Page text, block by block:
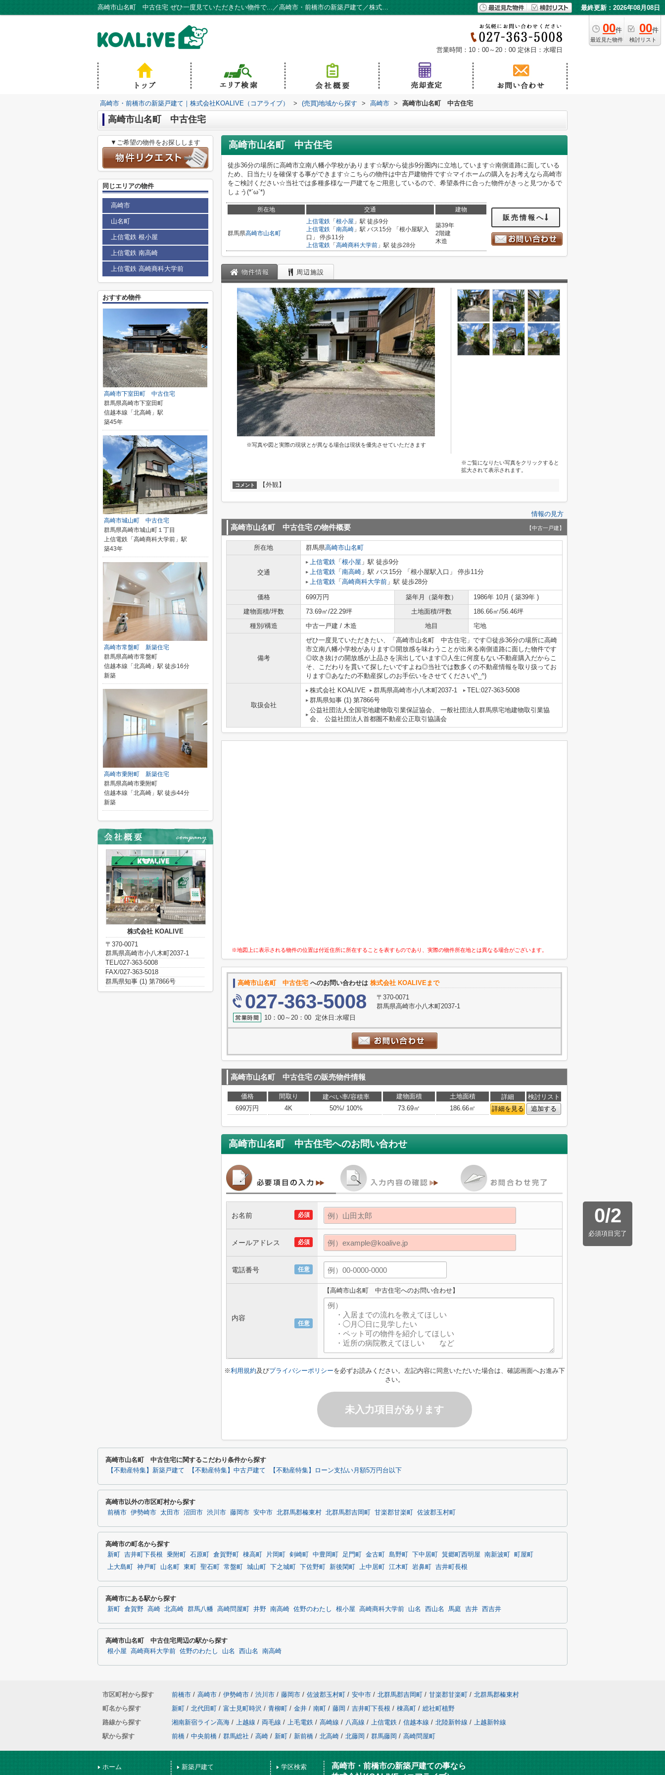
高崎市山名町 中古住宅 ぜひ一度見ていただきたい物件で...／高崎市・前橋市の新築戸建て／株式会社KOALIVE（コアライブ） 最終更新：2026年08月08日
00件
最近見た物件
00件
検討リスト
営業時間：10：00～20：00 定休日：水曜日
高崎市・前橋市の新築戸建て｜株式会社KOALIVE（コアライブ） > (売買)地域から探す > 高崎市 > 高崎市山名町 中古住宅
高崎市山名町 中古住宅
高崎市山名町 中古住宅
徒歩36分の場所に高崎市立南八幡小学校があります☆駅から徒歩9分圏内に立地しています☆南側道路に面している
ため、日当たりを確保する事ができます☆こちらの物件は中古戸建物件です☆マイホームの購入をお考えなら高崎市
をご検討ください☆当社では多種多様な一戸建てをご用意しているので、希望条件に合った物件がきっと見つかるで
しょう(*´ω`*)
所在地 交通 建物
群馬県高崎市山名町
上信電鉄 「 根小屋 」駅 徒歩9分
上信電鉄 「 南高崎 」駅 バス15分 「根小屋駅入
口」 停歩11分
上信電鉄 「 高崎商科大学前 」駅 徒歩28分
築39年
2階建
木造
販売情報へ
物件情報 周辺施設
※写真や図と実際の現状とが異なる場合は現状を優先させていただきます
※ご覧になりたい写真をクリックすると
拡大されて表示されます。
コメント 【外観】
情報の見方
高崎市山名町 中古住宅の物件概要 【中古一戸建】
所在地 群馬県高崎市山名町
交通
上信電鉄 「 根小屋 」駅 徒歩9分
上信電鉄 「 南高崎 」駅 バス15分 「根小屋駅入口」 停歩11分
上信電鉄 「 高崎商科大学前 」駅 徒歩28分
価格 699万円 築年月（築年数）
1986年 10月 ( 築39年 )
建物面積/坪数
73.69㎡/22.29坪 土地面積/坪数
186.66㎡/56.46坪
種別/構造
中古一戸建 / 木造 地目 宅地
備考
ぜひ一度見ていただきたい、「高崎市山名町 中古住宅」です◎徒歩36分の場所に高崎
市立南八幡小学校があります◎開放感を味わうことが出来る南側道路に面した物件です
◎吹き抜けの開放感が上品さを演出しています◎人生に何度もない不動産購入だからこ
そ、こだわりを貫いて探したいですよね◎当社では数多くの不動産情報を取り扱ってお
ります◎あなたの不動産探しのお手伝いをさせてください(^_^)
取扱会社
株式会社 KOALIVE 群馬県高崎市小八木町2037-1
TEL:027-363-5008
群馬県知事 (1) 第7866号
公益社団法人全国宅地建物取引業保証協会、 一般社団法人群馬県宅地建物取引業協
会、 公益社団法人首都圏不動産公正取引協議会
※地図上に表示される物件の位置は付近住所に所在することを表すものであり、実際の物件所在地とは異なる場合がございます。
高崎市山名町 中古住宅 へのお問い合わせは 株式会社 KOALIVEまで
027-363-5008
〒370-0071
群馬県高崎市小八木町2037-1
10：00～20：00 定休日:水曜日
高崎市山名町 中古住宅の販売物件情報
価格 間取り 建ぺい率/容積率 建物面積 土地面積 詳細
検討リスト
699万円
4K 50%/ 100% 73.69㎡ 186.66㎡ 詳細を見る 追加する
高崎市山名町 中古住宅へのお問い合わせ
0/2
必須項目完了
必須
お名前
必須
メールアドレス
任意
電話番号
任意
内容
【高崎市山名町 中古住宅へのお問い合わせ】
※利用規約及びプライバシーポリシーを必ずお読みください。左記内容に同意いただいた場合は、確認画面へお進み下
さい。
未入力項目があります
▼ご希望の物件をお探しします
同じエリアの物件
高崎市
山名町
上信電鉄 根小屋
上信電鉄 南高崎
上信電鉄 高崎商科大学前
おすすめ物件
高崎市下室田町 中古住宅
群馬県高崎市下室田町
信越本線「北高崎」駅
築45年
高崎市城山町 中古住宅
群馬県高崎市城山町１丁目
上信電鉄「高崎商科大学前」駅
築43年
高崎市常盤町 新築住宅
群馬県高崎市常盤町
信越本線「北高崎」駅 徒歩16分
新築
高崎市乗附町 新築住宅
群馬県高崎市乗附町
信越本線「北高崎」駅 徒歩44分
新築
株式会社 KOALIVE
〒370-0071
群馬県高崎市小八木町2037-1
TEL/027-363-5008
FAX/027-363-5018
群馬県知事 (1) 第7866号
高崎市山名町 中古住宅に関するこだわり条件から探す
【不動産特集】新築戸建て 【不動産特集】中古戸建て 【不動産特集】ローン支払い月額5万円台以下
高崎市以外の市区町村から探す
前橋市 伊勢崎市 太田市 沼田市 渋川市 藤岡市 安中市 北群馬郡榛東村 北群馬郡吉岡町 甘楽郡甘楽町 佐波郡玉村町
高崎市の町名から探す
新町 吉井町下長根 乗附町 石原町 倉賀野町 棟高町 片岡町 剣崎町 中豊岡町 足門町 金古町 島野町 下中居町 箕郷町西明屋 南新波町
町屋町
上大島町
神戸町 山名町 東町 聖石町 常盤町 城山町 下之城町 下佐野町 新後閑町 上中居町 江木町 岩鼻町 吉井町長根
高崎市にある駅から探す
新町 倉賀野 高崎 北高崎 群馬八幡 高崎問屋町 井野 南高崎 佐野のわたし 根小屋 高崎商科大学前 山名 西山名 馬庭 吉井 西吉井
高崎市山名町 中古住宅周辺の駅から探す
根小屋 高崎商科大学前 佐野のわたし 山名 西山名 南高崎
市区町村から探す 前橋市 / 高崎市 / 伊勢崎市 / 渋川市 / 藤岡市 / 佐波郡玉村町 / 安中市 / 北群馬郡吉岡町 / 甘楽郡甘楽町 / 北群馬郡榛東村
町名から探す
新町 / 北代田町 / 富士見町時沢 / 青柳町 / 金井 / 南町 / 藤岡 / 吉井町下長根 / 棟高町 / 総社町植野
路線から探す
湘南新宿ライン高海 / 上越線 / 両毛線 / 上毛電鉄 / 高崎線 / 八高線 / 上信電鉄 / 信越本線 / 北陸新幹線 / 上越新幹線
駅から探す
前橋 / 中央前橋 / 群馬総社 / 高崎 / 新町 / 新前橋 / 北高崎 / 北藤岡 / 群馬藤岡 / 高崎問屋町
ホーム 新築戸建て 学区検索
高崎市・前橋市の新築戸建ての事なら